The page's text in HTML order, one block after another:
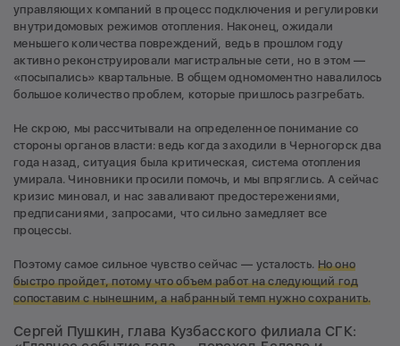
управляющих компаний в процесс подключения и регулировки
внутридомовых режимов отопления. Наконец, ожидали
меньшего количества повреждений, ведь в прошлом году
активно реконструировали магистральные сети, но в этом —
«посыпались» квартальные. В общем одномоментно навалилось
большое количество проблем, которые пришлось разгребать.
Не скрою, мы рассчитывали на определенное понимание со
стороны органов власти: ведь когда заходили в Черногорск два
года назад, ситуация была критическая, система отопления
умирала. Чиновники просили помочь, и мы впряглись. А сейчас
кризис миновал, и нас заваливают предостережениями,
предписаниями, запросами, что сильно замедляет все
процессы.
Поэтому самое сильное чувство сейчас — усталость. Но оно
быстро пройдет, потому что объем работ на следующий год
сопоставим с нынешним, а набранный темп нужно сохранить.
Сергей Пушкин, глава Кузбасского филиала СГК: